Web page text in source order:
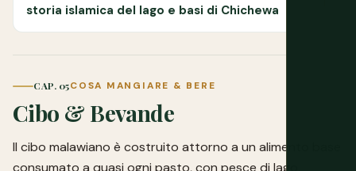
storia islamica del lago e basi di Chichewa
CAP. 05COSA MANGIARE & BERE
Cibo & Bevande
Il cibo malawiano è costruito attorno a un alimento base